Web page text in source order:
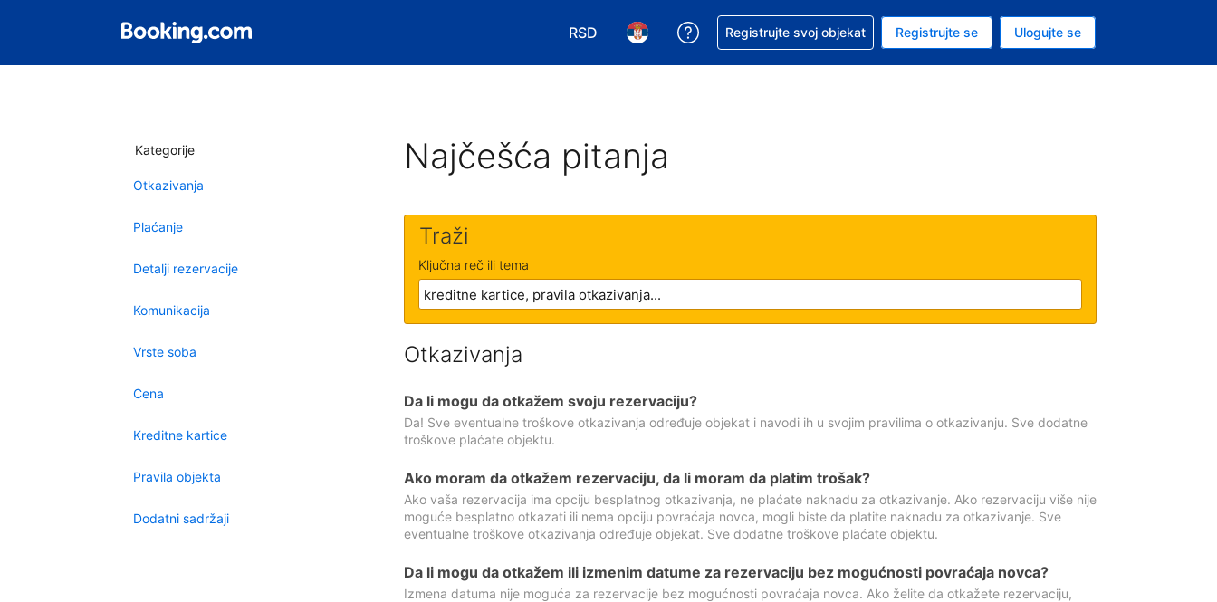
RSD
Izaberite valutu. Vaša trenutna valuta je dinar
Izaberite jezik. Vaš trenutni jezik je Srpskom
Zatražite pomoć u vezi sa rezervacijom
Registrujte svoj objekat Registrujte se Ulogujte se
Kategorije
Otkazivanja
Plaćanje
Detalji rezervacije
Komunikacija
Vrste soba
Cena
Kreditne kartice
Pravila objekta
Dodatni sadržaji
Najčešća pitanja
Traži
Ključna reč ili tema
Otkazivanja
Da li mogu da otkažem svoju rezervaciju?
Da! Sve eventualne troškove otkazivanja određuje objekat i navodi ih u svojim pravilima o otkazivanju. Sve dodatne
troškove plaćate objektu.
Ako moram da otkažem rezervaciju, da li moram da platim trošak?
Ako vaša rezervacija ima opciju besplatnog otkazivanja, ne plaćate naknadu za otkazivanje. Ako rezervaciju više nije
moguće besplatno otkazati ili nema opciju povraćaja novca, mogli biste da platite naknadu za otkazivanje. Sve
eventualne troškove otkazivanja određuje objekat. Sve dodatne troškove plaćate objektu.
Da li mogu da otkažem ili izmenim datume za rezervaciju bez mogućnosti povraćaja novca?
Izmena datuma nije moguća za rezervacije bez mogućnosti povraćaja novca. Ako želite da otkažete rezervaciju,